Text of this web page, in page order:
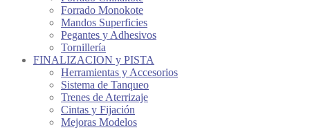
Forrado Monokote
Mandos Superficies
Pegantes y Adhesivos
Tornillería
FINALIZACION y PISTA
Herramientas y Accesorios
Sistema de Tanqueo
Trenes de Aterrizaje
Cintas y Fijación
Mejoras Modelos